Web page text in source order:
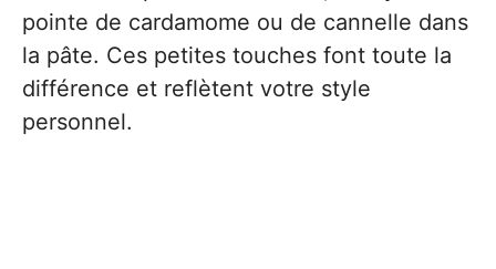
pointe de cardamome ou de cannelle dans
la pâte. Ces petites touches font toute la
différence et reflètent votre style
personnel.